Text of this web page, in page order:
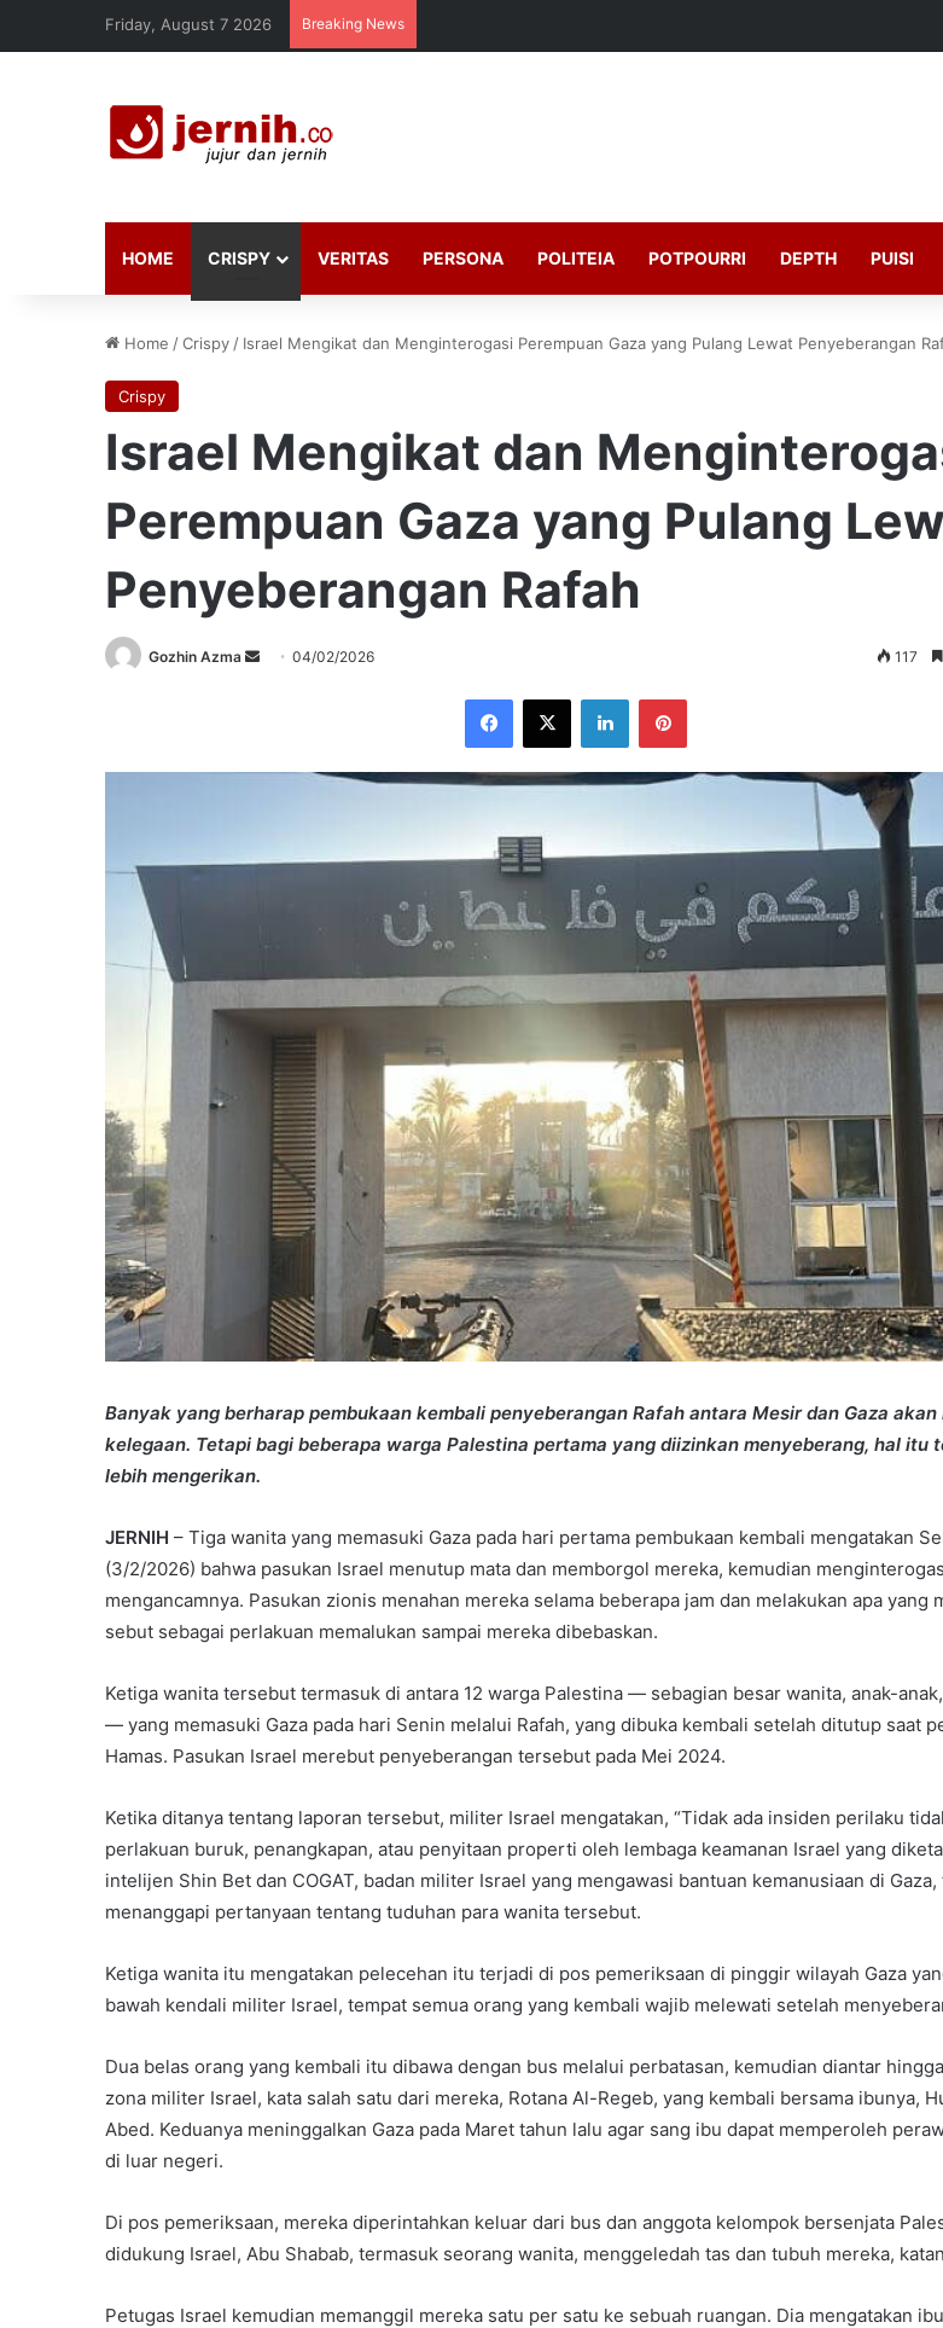
Friday, August 7 2026 Breaking News
HOME CRISPY VERITAS PERSONA POLITEIA POTPOURRI DEPTH PUISI
Home /Crispy / Israel Mengikat dan Menginterogasi Perempuan Gaza yang Pulang Lewat Penyeberangan
Crispy
Israel Mengikat dan
Perempuan Gaza yang Pulang
Penyeberangan Rafah
Gozhin Azma
Send04/02/2026 117
Facebook
X LinkedInPinterest
Banyak yang berharap pembukaan kembali penyeberangan Rafah antara Mesir dan Gaza akan
kelegaan. Tetapi bagi beberapa warga Palestina pertama yang diizinkan menyeberang, hal itu
lebih mengerikan.
JERNIH – Tiga wanita yang memasuki Gaza pada hari pertama pembukaan kembali mengatakan
(3/2/2026) bahwa pasukan Israel menutup mata dan memborgol mereka, kemudian
mengancamnya. Pasukan zionis menahan mereka selama beberapa jam dan melakukan apa yang
sebut sebagai perlakuan memalukan sampai mereka dibebaskan.
Ketiga wanita tersebut termasuk di antara 12 warga Palestina — sebagian besar wanita, anak-
— yang memasuki Gaza pada hari Senin melalui Rafah, yang dibuka kembali setelah ditutup saat
Hamas. Pasukan Israel merebut penyeberangan tersebut pada Mei 2024.
Ketika ditanya tentang laporan tersebut, militer Israel mengatakan, “Tidak ada insiden perilaku
perlakuan buruk, penangkapan, atau penyitaan properti oleh lembaga keamanan Israel yang
intelijen Shin Bet dan COGAT, badan militer Israel yang mengawasi bantuan kemanusiaan di
menanggapi pertanyaan tentang tuduhan para wanita tersebut.
Ketiga wanita itu mengatakan pelecehan itu terjadi di pos pemeriksaan di pinggir wilayah Gaza
bawah kendali militer Israel, tempat semua orang yang kembali wajib melewati setelah
Dua belas orang yang kembali itu dibawa dengan bus melalui perbatasan, kemudian diantar
zona militer Israel, kata salah satu dari mereka, Rotana Al-Regeb, yang kembali bersama ibunya,
Abed. Keduanya meninggalkan Gaza pada Maret tahun lalu agar sang ibu dapat memperoleh
di luar negeri.
Di pos pemeriksaan, mereka diperintahkan keluar dari bus dan anggota kelompok bersenjata
didukung Israel, Abu Shabab, termasuk seorang wanita, menggeledah tas dan tubuh mereka,
Petugas Israel kemudian memanggil mereka satu per satu ke sebuah ruangan. Dia mengatakan